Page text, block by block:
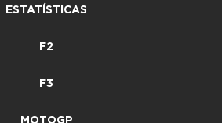
ESTATÍSTICAS
F2
F3
MOTOGP